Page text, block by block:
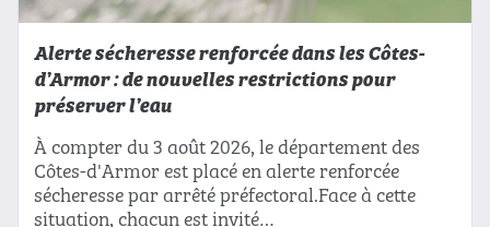
Alerte sécheresse renforcée dans les Côtes-
d’Armor : de nouvelles restrictions pour
préserver l’eau
À compter du 3 août 2026, le département des
Côtes-d'Armor est placé en alerte renforcée
sécheresse par arrêté préfectoral.Face à cette
situation, chacun est invité…